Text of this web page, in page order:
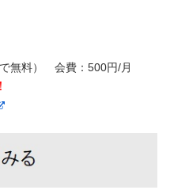
で無料） 会費：500円/月